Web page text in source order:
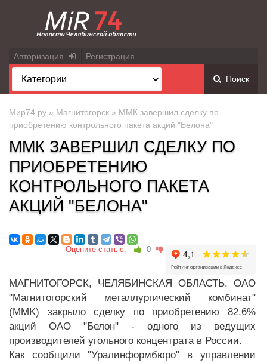
Авторизация Регистрация
Поиск
Мир74.ру » Магнитогорск » ММК завершил сделку по
приобретению контрольного пакета акций "Белона"
ММК ЗАВЕРШИЛ СДЕЛКУ ПО
ПРИОБРЕТЕНИЮ
КОНТРОЛЬНОГО ПАКЕТА
АКЦИЙ "БЕЛОНА"
Оцените статью: 0
МАГНИТОГОРСК, ЧЕЛЯБИНСКАЯ ОБЛАСТЬ. ОАО
"Магнитогорский металлургический комбинат"
(MMK) закрыло сделку по приобретению 82,6%
акций ОАО "Белон" - одного из ведущих
производителей угольного концентрата в России.
Как сообщили "Уралинформбюро" в управлении